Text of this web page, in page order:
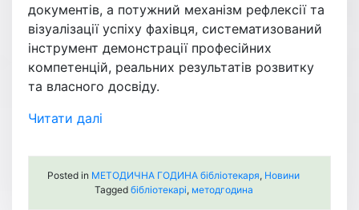
документів, а потужний механізм рефлексії та
візуалізації успіху фахівця, систематизований
інструмент демонстрації професійних
компетенцій, реальних результатів розвитку
та власного досвіду.
Читати далі
Posted in МЕТОДИЧНА ГОДИНА бібліотекаря, Новини
Tagged бібліотекарі, методгодина